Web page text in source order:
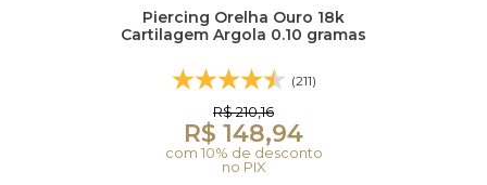
Piercing Orelha Ouro 18k
Cartilagem Argola 0.10 gramas
(211)
R$ 210,16
R$ 148,94
com 10% de desconto
no PIX